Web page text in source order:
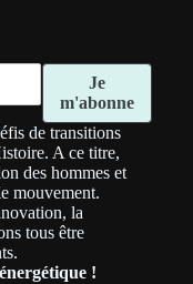
Je
m'abonne
de transitions
A ce titre,
des hommes et
mouvement.
la
tous être
!